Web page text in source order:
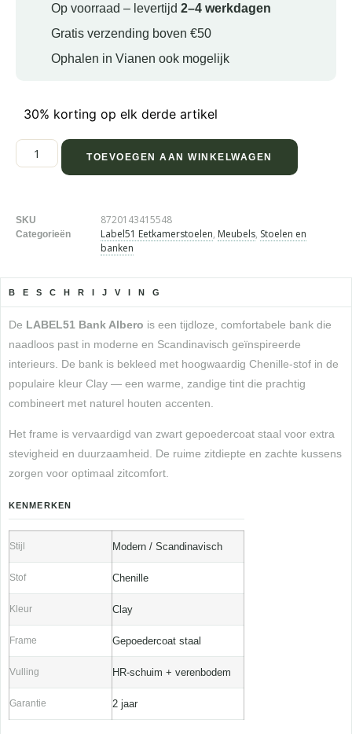
Op voorraad – levertijd 2–4 werkdagen
Gratis verzending boven €50
Ophalen in Vianen ook mogelijk
30% korting op elk derde artikel
TOEVOEGEN AAN WINKELWAGEN
SKU 8720143415548
Categorieën Label51 Eetkamerstoelen, Meubels, Stoelen en
banken
BESCHRIJVING
De LABEL51 Bank Albero is een tijdloze, comfortabele bank die
naadloos past in moderne en Scandinavisch geïnspireerde
interieurs. De bank is bekleed met hoogwaardig Chenille-stof in de
populaire kleur Clay — een warme, zandige tint die prachtig
combineert met naturel houten accenten.
Het frame is vervaardigd van zwart gepoedercoat staal voor extra
stevigheid en duurzaamheid. De ruime zitdiepte en zachte kussens
zorgen voor optimaal zitcomfort.
KENMERKEN
Stijl Modern / Scandinavisch
Stof Chenille
Kleur Clay
Frame Gepoedercoat staal
Vulling HR-schuim + verenbodem
Garantie 2 jaar